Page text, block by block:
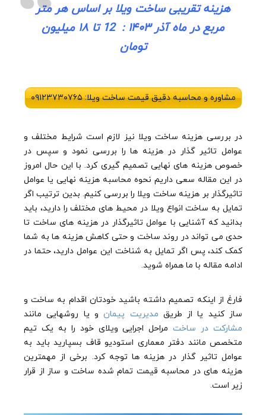
هزینه تقریبی ساخت ویلا بر اساس هر متر
مربع در ماه آذر ۱۴۰۳ : 12 تا ۱۸ میلیون
تومان
مشاوره و محاسبه دقیق قیمت ساخت ویلا: ۰۹۱۲۳۷۳۰۷۶۵
در بررسی هزینه ساخت ویلا نیز لازم است شرایط مختلف و
عوامل تاثیر گذار در هزینه ها را بررسی نمود و سپس در
خصوص هزینه های نهایی تصمیم گیری کرد. با این حال امروز
در این مقاله سعی داریم نحوه محاسبه هزینه نهایی یا عوامل
تاثیرگذار بر هزینه ساخت ویلا را بررسی کنیم. بدین ترتیب اگر
تمایل به ساخت انواع ویلا در محیط های مختلف را دارید، باید
بدانید که آشنایی با عوامل تاثیرگذار در هزینه های ساخت تا
حدی می تواند در روند ساخت و حتی کاهش هزینه ها به شما
کمک کند، پس اگر تمایل به شناخت این عوامل دارید، حتما در
ادامه مقاله با ما همراه شوید.
فارغ از اینکه تصمیم داشته باشید خودتان اقدام به ساخت و
ساز کنید یا از طریق مدیریت پیمانو یا روشهایی مانند
مشارکت در ساختمراحل اجرایی ویلای خود را به یک تیم
متخصص مانند دفتر معماری استودیو قاف بسپارید باید به
عوامل تاثیر گذار در هزینه ها توجه کرد. برخی از مهمترین
هزینه های در محاسبه قیمت تمام شده ساخت و ساز از قرار
زیر است.